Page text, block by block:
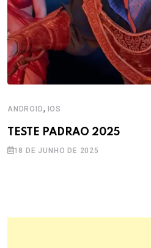
ANDROID, IOS
TESTE PADRAO 2025
18 DE JUNHO DE 2025